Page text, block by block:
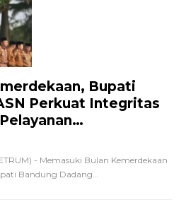
Bupati
Perkuat Integritas
- Memasuki Bulan Kemerdekaan
Bandung Dadang…